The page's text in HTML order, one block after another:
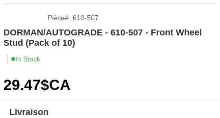
Pièce# 610-507
DORMAN/AUTOGRADE - 610-507 - Front Wheel
Stud (Pack of 10)
In Stock
29.47$CA
Livraison